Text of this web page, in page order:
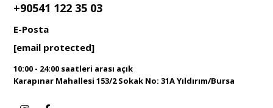
+90541 122 35 03
E-Posta
[email protected]
10:00 - 24:00 saatleri arası açık
Karapınar Mahallesi 153/2 Sokak No: 31A Yıldırım/Bursa